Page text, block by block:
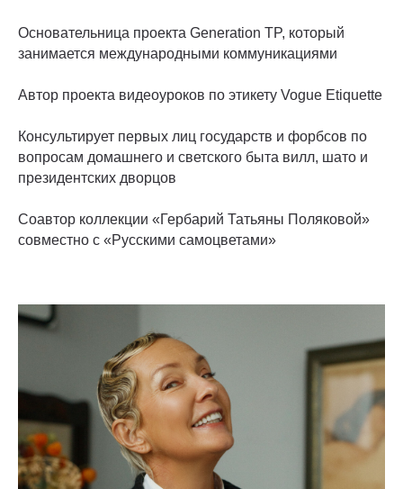
Основательница проекта Generation TP, который
занимается международными коммуникациями
Автор проекта видеоуроков по этикету Vogue Etiquette
Консультирует первых лиц государств и форбсов по
вопросам домашнего и светского быта вилл, шато и
президентских дворцов
Соавтор коллекции «Гербарий Татьяны Поляковой»
совместно с «Русскими самоцветами»